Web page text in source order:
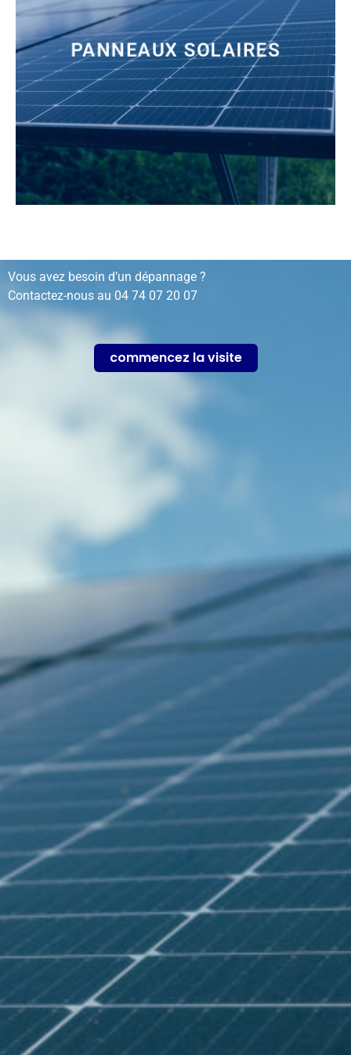
PANNEAUX SOLAIRES
installation, rénovation, dépannage…
Vous avez besoin d’un dépannage ?
Contactez-nous au 04 74 07 20 07
commencez la visite